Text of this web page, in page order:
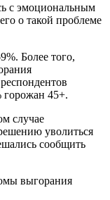
с эмоциональным
о такой проблеме
Более того,
горожан 45+.
случае
уволиться
сообщить
выгорания